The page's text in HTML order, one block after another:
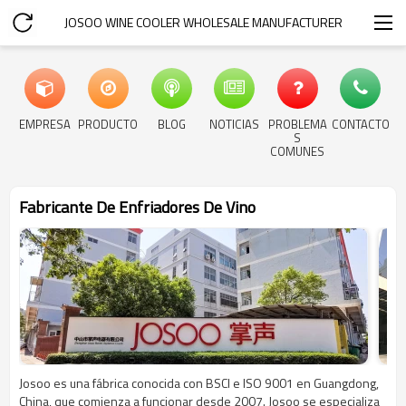
JOSOO WINE COOLER WHOLESALE MANUFACTURER
EMPRESA PRODUCTO BLOG NOTICIAS PROBLEMA
S
COMUNES
CONTACTO
Fabricante De Enfriadores De Vino
Josoo es una fábrica conocida con BSCI e ISO 9001 en Guangdong,
China, que comienza a funcionar desde 2007. Josoo se especializa